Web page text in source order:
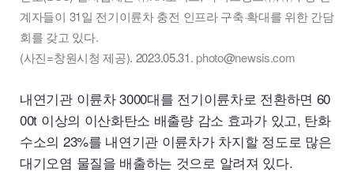
계자들이 31일 전기이륜차 충전 인프라 구축·확대를 위한 간담
회를 갖고 있다.
(사진=창원시청 제공). 2023.05.31. photo@newsis.com
내연기관 이륜차 3000대를 전기이륜차로 전환하면 60
00t 이상의 이산화탄소 배출량 감소 효과가 있고, 탄화
수소의 23%를 내연기관 이륜차가 차지할 정도로 많은
대기오염 물질을 배출하는 것으로 알려져 있다.